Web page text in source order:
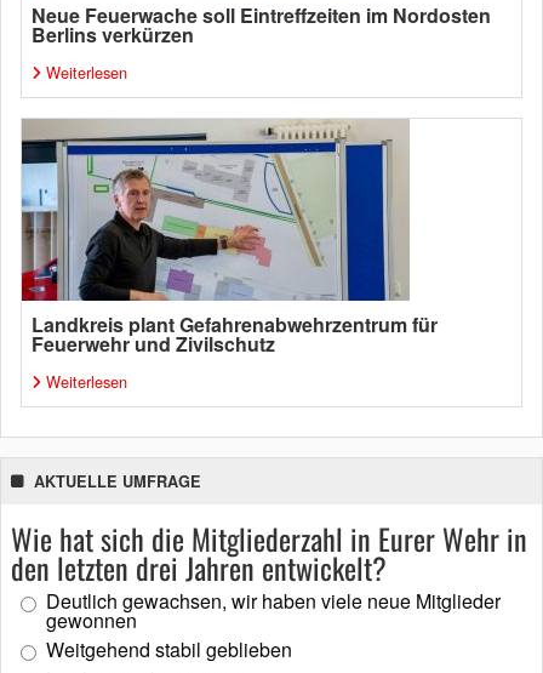
Neue Feuerwache soll Eintreffzeiten im Nordosten
Berlins verkürzen
Weiterlesen
Landkreis plant Gefahrenabwehrzentrum für
Feuerwehr und Zivilschutz
Weiterlesen
AKTUELLE UMFRAGE
Wie hat sich die Mitgliederzahl in Eurer Wehr in
den letzten drei Jahren entwickelt?
Deutlich gewachsen, wir haben viele neue Mitglieder
gewonnen
Weitgehend stabil geblieben